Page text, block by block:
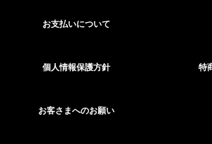
お支払いについて
個人情報保護方針 特
お客さまへのお願い